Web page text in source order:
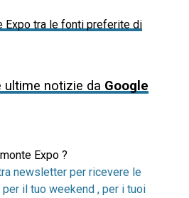
Expo tra le fonti preferite di
ultime notizie da Google
Expo ?
newsletter per ricevere le
il tuo weekend , per i tuoi